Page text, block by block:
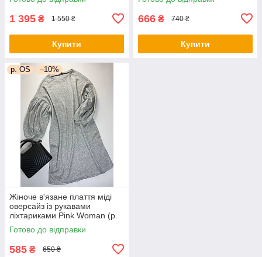
1 395 ₴ 1 550 ₴
Купити
666 ₴ 740 ₴
Купити
р. OS –10%
Жіноче в'язане плаття міді
оверсайз із рукавами
ліхтариками Pink Woman (р.
OS) 1035266r
Готово до відправки
585 ₴ 650 ₴